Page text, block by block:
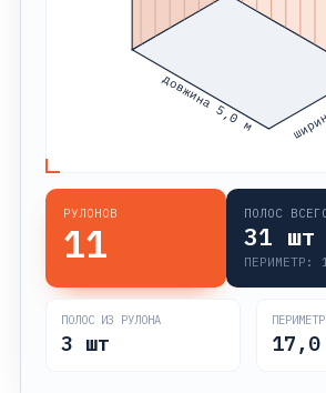
довжина 5,0 м
РУЛОНОВ
11
ПОЛОС
31 шт
ПЕРИМЕТР:
ПОЛОС ИЗ РУЛОНА
3 шт
ПЕРИМЕТР
17,0